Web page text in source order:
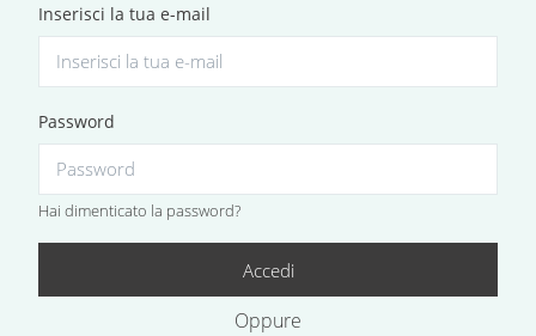
Inserisci la tua e-mail
Password
Hai dimenticato la password?
Accedi
Oppure